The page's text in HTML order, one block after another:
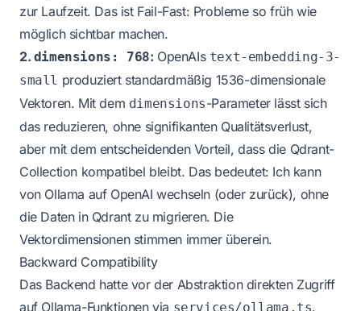
zur Laufzeit. Das ist Fail-Fast: Probleme so früh wie
möglich sichtbar machen.
2. dimensions: 768: OpenAIs text-embedding-3-
small produziert standardmäßig 1536-dimensionale
Vektoren. Mit dem dimensions-Parameter lässt sich
das reduzieren, ohne signifikanten Qualitätsverlust,
aber mit dem entscheidenden Vorteil, dass die Qdrant-
Collection kompatibel bleibt. Das bedeutet: Ich kann
von Ollama auf OpenAI wechseln (oder zurück), ohne
die Daten in Qdrant zu migrieren. Die
Vektordimensionen stimmen immer überein.
Backward Compatibility
Das Backend hatte vor der Abstraktion direkten Zugriff
auf Ollama-Funktionen via services/ollama.ts.